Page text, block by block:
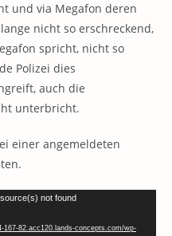
und via Megafon deren
nicht so erschreckend,
spricht, nicht so
Polizei dies
auch die
unterbricht.
einer angemeldeten
not found
167-82.acc120.lands-concepts.com/wp-